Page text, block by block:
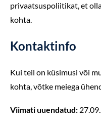
privaatsuspoliitikat, et
kohta.
Kontaktinfo
Kui teil on küsimusi või
kohta, võtke meiega
Viimati uuendatud: